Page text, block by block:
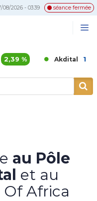
08/2026 - 03:39 séance fermée
Akdital 1 155,00
au Pôle
et au
Africa